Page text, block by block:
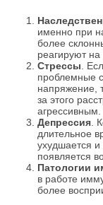
именно при
более
реагируют на
Стрессы .
проблемные
напряжение,
за этого
агрессивным.
Депрессия .
длительное
ухудшается и
появляется
Патологии
в работе
более